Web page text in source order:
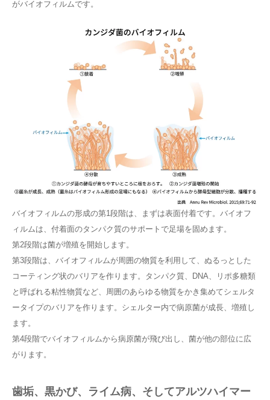
がバイオフィルムです。
バイオフィルムの形成の第1段階は、まずは表面付着です。バイオフ
ィルムは、付着面のタンパク質のサポートで足場を固めます。
第2段階は菌が増殖を開始します。
第3段階は、バイオフィルムが周囲の物質を利用して、ぬるっとした
コーティング状のバリアを作ります。タンパク質、DNA、リポ多糖類
と呼ばれる粘性物質など、周囲のあらゆる物質をかき集めてシェルタ
ータイプのバリアを作ります。シェルター内で病原菌が成長、増殖し
ます。
第4段階でバイオフィルムから病原菌が飛び出し、菌が他の部位に広
がります。
歯垢、黒かび、ライム病、そしてアルツハイマー